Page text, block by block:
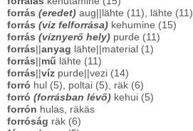
forrás (eredet) aug||lähte (11), lähte (11)
forrás (víz felforrása) kehumine (15)
forrás (víznyerő hely) purde (11)
forrás anyag lähte||material (1)
forrás
mű lähte (11)
forrás víz purde||vezi (14)
forró hul (5), poltai (5), räk (6)
forró (forrásban lévő) kehui (5)
forrón hulas, räkäs
forróság räk (6)